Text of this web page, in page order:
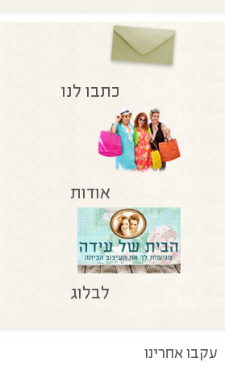
כתבו לנו
אודות
לבלוג
עקבו אחרינו